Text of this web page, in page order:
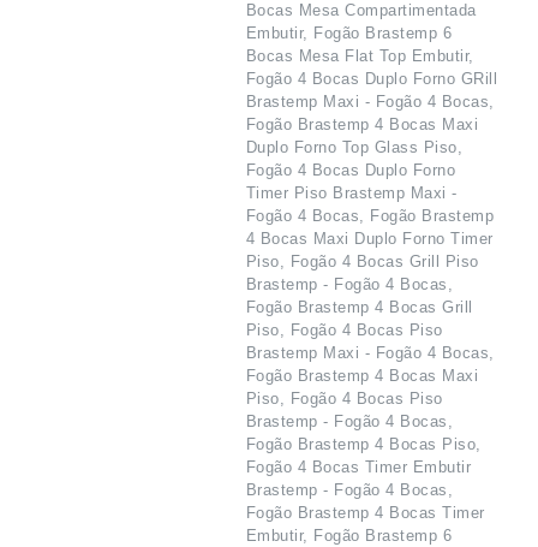
Bocas Mesa Compartimentada
Embutir, Fogão Brastemp 6
Bocas Mesa Flat Top Embutir,
Fogão 4 Bocas Duplo Forno GRill
Brastemp Maxi - Fogão 4 Bocas,
Fogão Brastemp 4 Bocas Maxi
Duplo Forno Top Glass Piso,
Fogão 4 Bocas Duplo Forno
Timer Piso Brastemp Maxi -
Fogão 4 Bocas, Fogão Brastemp
4 Bocas Maxi Duplo Forno Timer
Piso, Fogão 4 Bocas Grill Piso
Brastemp - Fogão 4 Bocas,
Fogão Brastemp 4 Bocas Grill
Piso, Fogão 4 Bocas Piso
Brastemp Maxi - Fogão 4 Bocas,
Fogão Brastemp 4 Bocas Maxi
Piso, Fogão 4 Bocas Piso
Brastemp - Fogão 4 Bocas,
Fogão Brastemp 4 Bocas Piso,
Fogão 4 Bocas Timer Embutir
Brastemp - Fogão 4 Bocas,
Fogão Brastemp 4 Bocas Timer
Embutir, Fogão Brastemp 6